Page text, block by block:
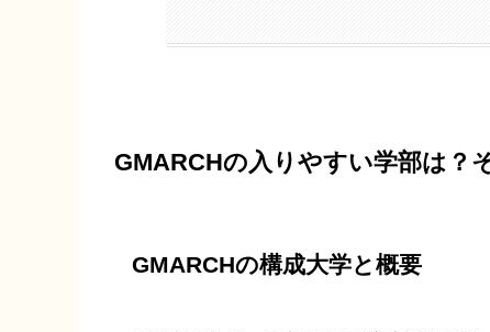
GMARCHの入りやすい学部は？
GMARCHの構成大学と概要